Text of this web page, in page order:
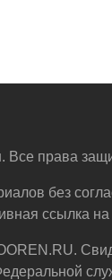
Все права
без
ссылка